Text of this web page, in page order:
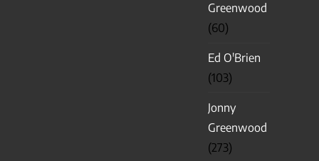
Greenwood
(60)
Ed O'Brien
(103)
Jonny
Greenwood
(273)